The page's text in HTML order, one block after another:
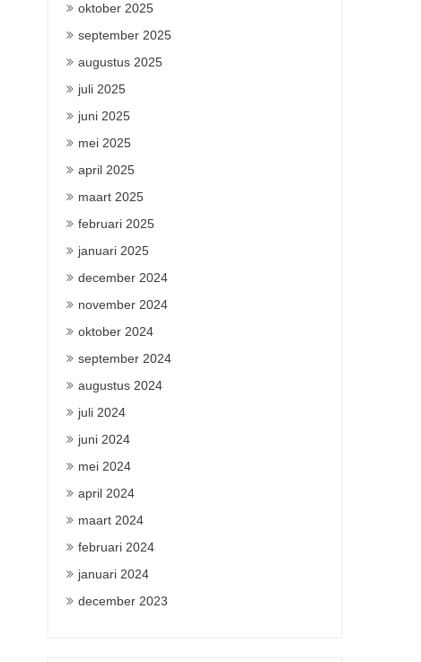
oktober 2025
september 2025
augustus 2025
juli 2025
juni 2025
mei 2025
april 2025
maart 2025
februari 2025
januari 2025
december 2024
november 2024
oktober 2024
september 2024
augustus 2024
juli 2024
juni 2024
mei 2024
april 2024
maart 2024
februari 2024
januari 2024
december 2023